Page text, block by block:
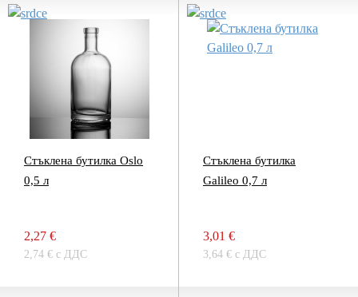
Стъклена бутилка Oslo
0,5 л
2,27 €
2,74 € с ДДС
Стъклена бутилка
Galileo 0,7 л
3,01 €
3,64 € с ДДС